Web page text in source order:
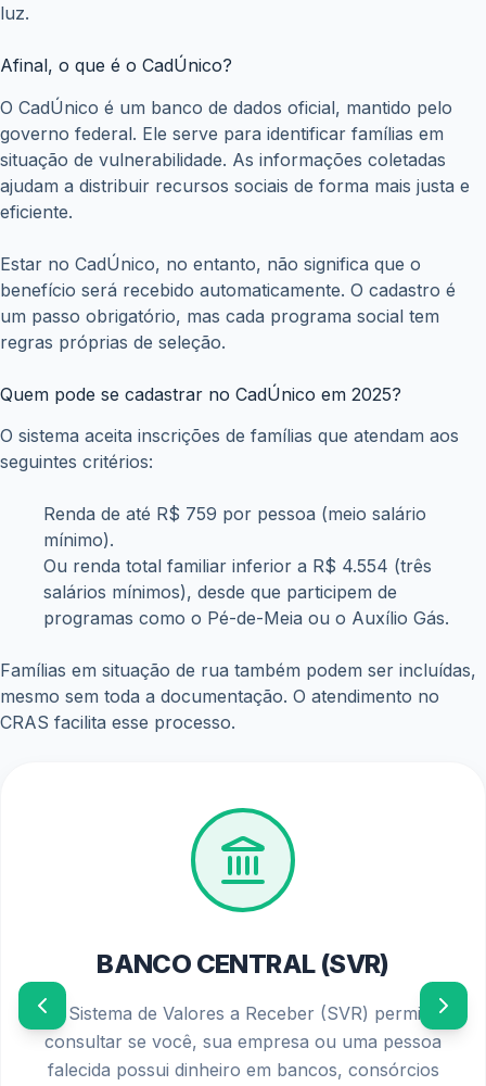
luz.
Afinal, o que é o CadÚnico?
O CadÚnico é um banco de dados oficial, mantido pelo
governo federal. Ele serve para identificar famílias em
situação de vulnerabilidade. As informações coletadas
ajudam a distribuir recursos sociais de forma mais justa e
eficiente.
Estar no CadÚnico, no entanto, não significa que o
benefício será recebido automaticamente. O cadastro é
um passo obrigatório, mas cada programa social tem
regras próprias de seleção.
Quem pode se cadastrar no CadÚnico em 2025?
O sistema aceita inscrições de famílias que atendam aos
seguintes critérios:
Renda de até R$ 759 por pessoa (meio salário
mínimo).
Ou renda total familiar inferior a R$ 4.554 (três
salários mínimos), desde que participem de
programas como o Pé-de-Meia ou o Auxílio Gás.
Famílias em situação de rua também podem ser incluídas,
mesmo sem toda a documentação. O atendimento no
CRAS facilita esse processo.
BANCO CENTRAL (SVR)
O Sistema de Valores a Receber (SVR) permite
consultar se você, sua empresa ou uma pessoa
falecida possui dinheiro em bancos, consórcios